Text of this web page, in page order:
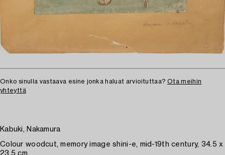
Onko sinulla vastaava esine jonka haluat arvioituttaa? Ota meihin
yhteyttä
Kabuki, Nakamura
Colour woodcut, memory image shini-e, mid-19th century, 34.5 x